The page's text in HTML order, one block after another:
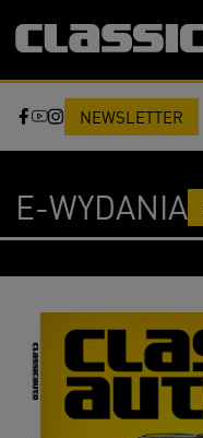
NEWSLETTER
E-WYDANIA